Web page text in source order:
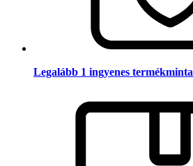
Legalább 1 ingyenes termékminta